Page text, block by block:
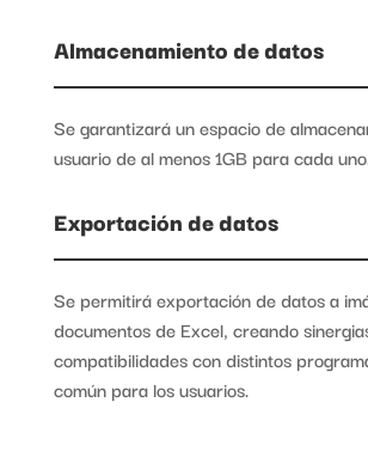
Almacenamiento de datos
Se garantizará un espacio de
usuario de al menos 1GB para cada
Exportación de datos
Se permitirá exportación de datos a
documentos de Excel, creando
compatibilidades con distintos
común para los usuarios.